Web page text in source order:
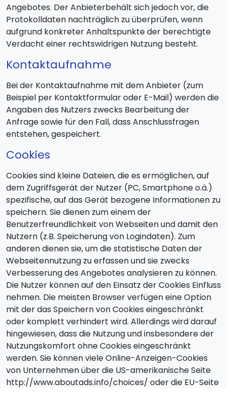
Angebotes. Der Anbieterbehält sich jedoch vor, die
Protokolldaten nachträglich zu überprüfen, wenn
aufgrund konkreter Anhaltspunkte der berechtigte
Verdacht einer rechtswidrigen Nutzung besteht.
Kontaktaufnahme
Bei der Kontaktaufnahme mit dem Anbieter (zum
Beispiel per Kontaktformular oder E-Mail) werden die
Angaben des Nutzers zwecks Bearbeitung der
Anfrage sowie für den Fall, dass Anschlussfragen
entstehen, gespeichert.
Cookies
Cookies sind kleine Dateien, die es ermöglichen, auf
dem Zugriffsgerät der Nutzer (PC, Smartphone o.ä.)
spezifische, auf das Gerät bezogene Informationen zu
speichern. Sie dienen zum einem der
Benutzerfreundlichkeit von Webseiten und damit den
Nutzern (z.B. Speicherung von Logindaten). Zum
anderen dienen sie, um die statistische Daten der
Webseitennutzung zu erfassen und sie zwecks
Verbesserung des Angebotes analysieren zu können.
Die Nutzer können auf den Einsatz der Cookies Einfluss
nehmen. Die meisten Browser verfügen eine Option
mit der das Speichern von Cookies eingeschränkt
oder komplett verhindert wird. Allerdings wird darauf
hingewiesen, dass die Nutzung und insbesondere der
Nutzungskomfort ohne Cookies eingeschränkt
werden. Sie können viele Online-Anzeigen-Cookies
von Unternehmen über die US-amerikanische Seite
http://www.aboutads.info/choices/ oder die EU-Seite